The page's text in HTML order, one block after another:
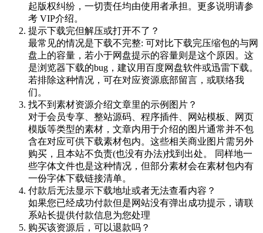
起版权纠纷，一切责任均由使用者承担。更多说明请参
考 VIP介绍。
提示下载完但解压或打开不了？
最常见的情况是下载不完整: 可对比下载完压缩包的与网
盘上的容量，若小于网盘提示的容量则是这个原因。这
是浏览器下载的bug，建议用百度网盘软件或迅雷下载。
若排除这种情况，可在对应资源底部留言，或联络我
们。
找不到素材资源介绍文章里的示例图片？
对于会员专享、整站源码、程序插件、网站模板、网页
模版等类型的素材，文章内用于介绍的图片通常并不包
含在对应可供下载素材包内。这些相关商业图片需另外
购买，且本站不负责(也没有办法)找到出处。 同样地一
些字体文件也是这种情况，但部分素材会在素材包内有
一份字体下载链接清单。
付款后无法显示下载地址或者无法查看内容？
如果您已经成功付款但是网站没有弹出成功提示，请联
系站长提供付款信息为您处理
购买该资源后，可以退款吗？